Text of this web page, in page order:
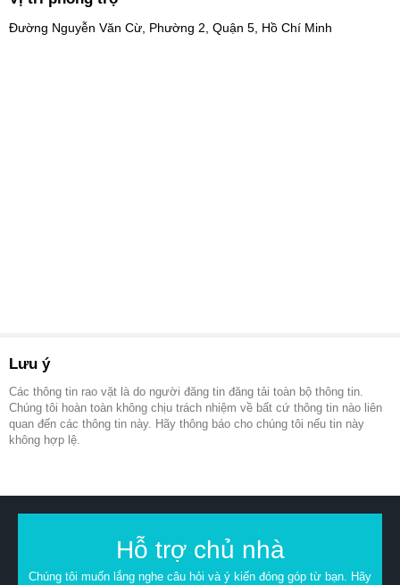
Đường Nguyễn Văn Cừ, Phường 2, Quận 5, Hồ Chí Minh
Lưu ý
Các thông tin rao vặt là do người đăng tin đăng tải toàn bộ thông tin.
Chúng tôi hoàn toàn không chịu trách nhiệm về bất cứ thông tin nào liên
quan đến các thông tin này. Hãy thông báo cho chúng tôi nếu tin này
không hợp lệ.
Hỗ trợ chủ nhà
Chúng tôi muốn lắng nghe câu hỏi và ý kiến đóng góp từ bạn. Hãy